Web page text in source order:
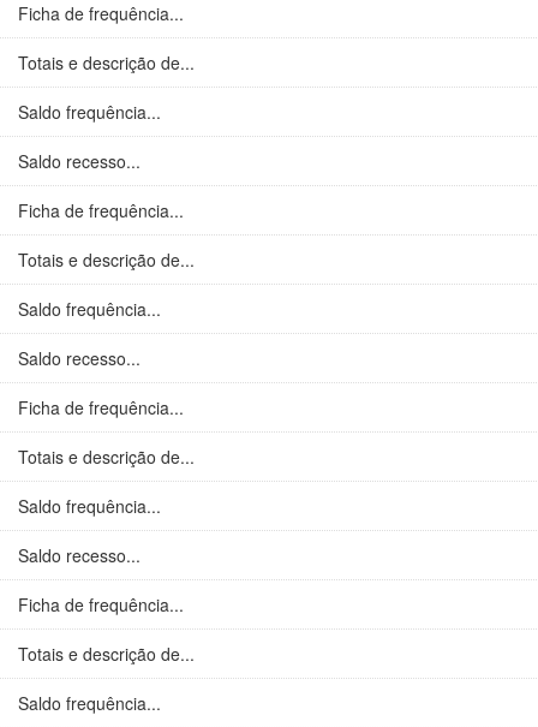
Ficha de frequência...
Totais e descrição de...
Saldo frequência...
Saldo recesso...
Ficha de frequência...
Totais e descrição de...
Saldo frequência...
Saldo recesso...
Ficha de frequência...
Totais e descrição de...
Saldo frequência...
Saldo recesso...
Ficha de frequência...
Totais e descrição de...
Saldo frequência...